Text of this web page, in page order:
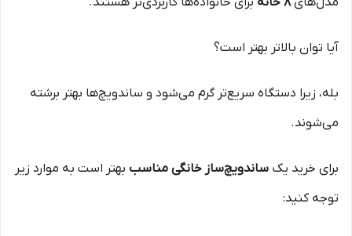
آیا توان بالاتر بهتر است؟
بله، زیرا دستگاه سریع‌تر گرم می‌شود و ساندویچ‌ها بهتر برشته
می‌شوند.
برای خرید یک ساندویچ‌ساز خانگی مناسب بهتر است به موارد زیر
توجه کنید: